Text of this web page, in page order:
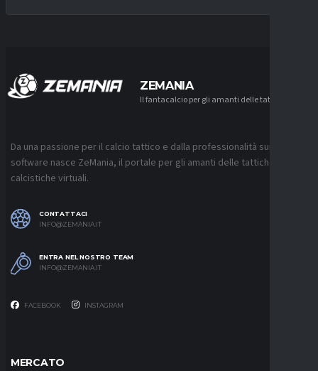
ZEMANIA
Il fantacalcio per gli amanti delle tattiche
Da una passione per il calcio tattico e dalla professionalità sui
software nasce ZeMania, il portale per gli amanti delle tattiche
calcistiche virtuali.
CONTATTACI
INFO@ZEMANIA.IT
ENTRA NEL NOSTRO TEAM
INFO@ZEMANIA.IT
FACEBOOK INSTAGRAM
MERCATO